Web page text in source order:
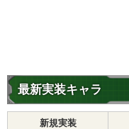
最新実装キャラ
新規実装